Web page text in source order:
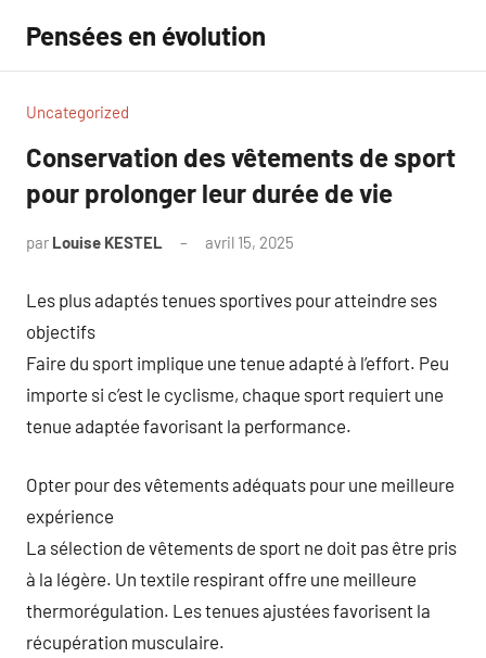
contenu
Pensées en évolution
Uncategorized
Conservation des vêtements de sport
pour prolonger leur durée de vie
par Louise KESTEL avril 15, 2025
Les plus adaptés tenues sportives pour atteindre ses
objectifs
Faire du sport implique une tenue adapté à l’effort. Peu
importe si c’est le cyclisme, chaque sport requiert une
tenue adaptée favorisant la performance.
Opter pour des vêtements adéquats pour une meilleure
expérience
La sélection de vêtements de sport ne doit pas être pris
à la légère. Un textile respirant offre une meilleure
thermorégulation. Les tenues ajustées favorisent la
récupération musculaire.